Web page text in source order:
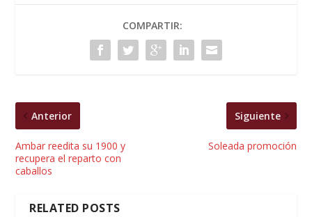
COMPARTIR:
Anterior
Ambar reedita su 1900 y
recupera el reparto con
caballos
Siguiente
Soleada promoción
RELATED POSTS